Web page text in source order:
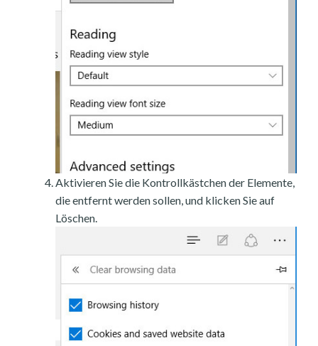
Aktivieren Sie die Kontrollkästchen der Elemente,
die entfernt werden sollen, und klicken Sie auf
Löschen.